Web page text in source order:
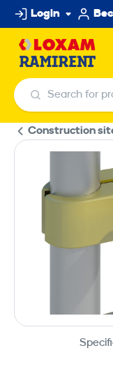
Skip
to
content
Login
Search for
Search for
Construction